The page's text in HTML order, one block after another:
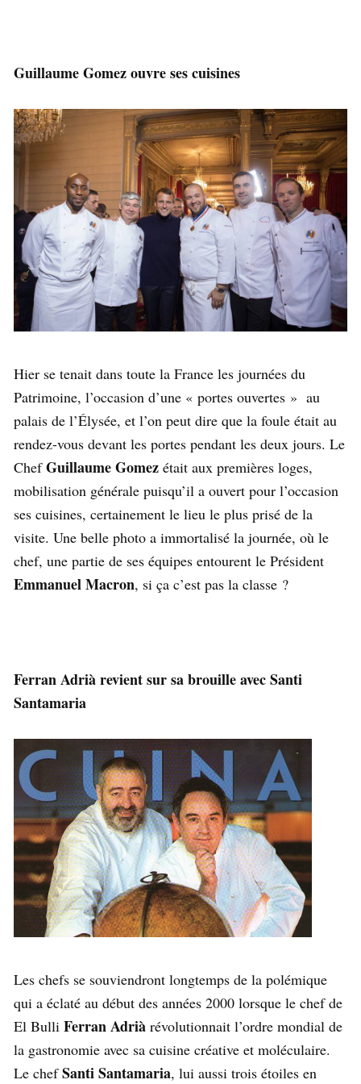
Guillaume Gomez ouvre ses cuisines
Hier se tenait dans toute la France les journées du
Patrimoine, l’occasion d’une « portes ouvertes » au
palais de l’Élysée, et l’on peut dire que la foule était au
rendez-vous devant les portes pendant les deux jours. Le
ChefGuillaume Gomez était aux premières loges,
mobilisation générale puisqu’il a ouvert pour l’occasion
ses cuisines, certainement le lieu le plus prisé de la
visite. Une belle photo a immortalisé la journée, où le
chef, une partie de ses équipes entourent le Président
Emmanuel Macron, si ça c’est pas la classe ?
Ferran Adrià revient sur sa brouille avec Santi
Santamaria
Les chefs se souviendront longtemps de la polémique
qui a éclaté au début des années 2000 lorsque le chef de
El Bulli Ferran Adrià révolutionnait l’ordre mondial de
la gastronomie avec sa cuisine créative et moléculaire.
Le chefSanti Santamaria, lui aussi trois étoiles en